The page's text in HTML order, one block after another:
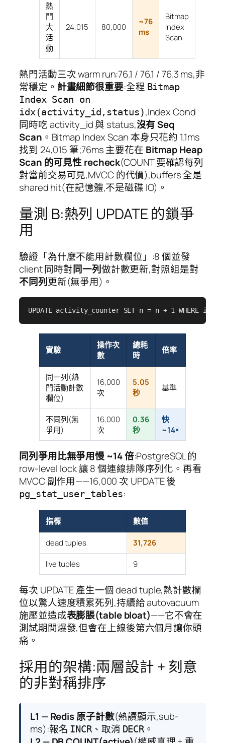
熱
門
大
活
動
24,015 80,000
~76
ms
Bitmap
Index
Scan
熱門活動三次 warm run:76.1 / 76.1 / 76.3 ms,非
常穩定。 計畫細節很重要:全程 Bitmap
Index Scan on
idx(activity_id,status),Index Cond
同時吃 activity_id 與 status,沒有 Seq
Scan 。Bitmap Index Scan 本身只花約 1.1ms
找到 24,015 筆;76ms 主要花在 Bitmap Heap
Scan 的可見性 recheck(COUNT 要確認每列
對當前交易可見,MVCC 的代價),buffers 全是
shared hit(在記憶體,不是磁碟 IO)。
量測 B:熱列 UPDATE 的鎖爭
用
驗證「為什麼不能用計數欄位」:8 個並發
client 同時對同一列做計數更新,對照組是對
不同列更新(無爭用)。
UPDATE activity_counter SET n = n + 1 WHERE id
實驗
操作次
數
總耗
時
倍率
同一列(熱
門活動計數
欄位)
16,000
次
5.05
秒
基準
不同列(無
爭用)
16,000
次
0.36
秒
快
~14×
同列爭用比無爭用慢 ~14 倍:PostgreSQL 的
row-level lock 讓 8 個連線排隊序列化。再看
MVCC 副作用——16,000 次 UPDATE 後
pg_stat_user_tables:
指標 數值
dead tuples
31,726
live tuples
9
每次 UPDATE 產生一個 dead tuple,熱計數欄
位以驚人速度積累死列,持續給 autovacuum
施壓並造成表膨脹(table bloat)——它不會在
測試期間爆發,但會在上線後第六個月讓你頭
痛。
採用的架構:兩層設計 + 刻意
的非對稱排序
L1 — Redis 原子計數(熱讀顯示,sub-
ms):報名 INCR、取消 DECR。